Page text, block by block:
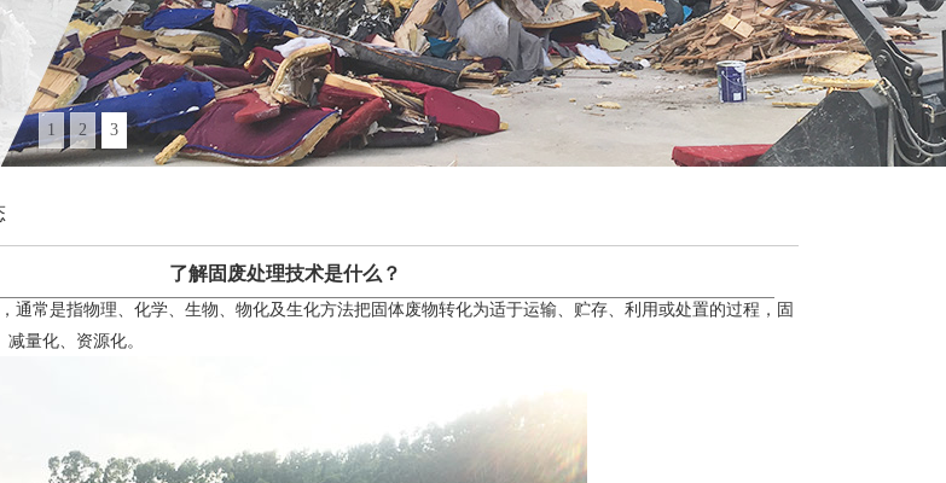
1 2 3
了解固废处理技术是什么？
通常是指物理、化学、生物、物化及生化方法把固体废物转化为适于运输、贮存、利用或处置的过程，固
量化、资源化。